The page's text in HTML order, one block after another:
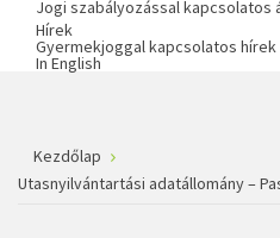
Jogi szabályozással kapcsolatos
Hírek
Gyermekjoggal kapcsolatos hírek
In English
Kezdőlap
Utasnyilvántartási adatállomány –